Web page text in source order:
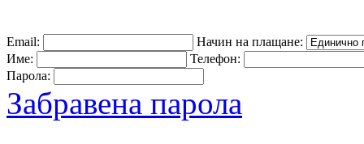
Email:
Начин на плащане:
Име:
Телефон:
Парола:
Забравена парола